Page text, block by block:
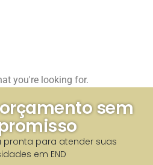
you're looking for.
sem
pronta para atender suas
em END​